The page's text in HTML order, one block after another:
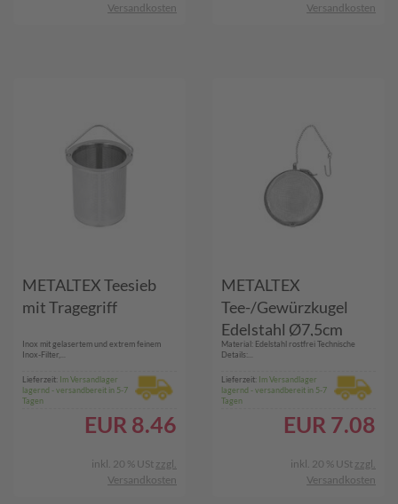
Versandkosten
Versandkosten
METALTEX Teesieb
mit Tragegriff
Inox mit gelasertem und extrem feinem
Inox-Filter,...
Lieferzeit: Im Versandlager
lagernd - versandbereit in 5-7
Tagen
EUR 8.46
inkl. 20 % USt zzgl.
Versandkosten
METALTEX
Tee-/Gewürzkugel
Edelstahl Ø7,5cm
Material: Edelstahl rostfrei Technische
Details:...
Lieferzeit: Im Versandlager
lagernd - versandbereit in 5-7
Tagen
EUR 7.08
inkl. 20 % USt zzgl.
Versandkosten